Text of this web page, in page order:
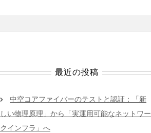
最近の投稿
中空コアファイバーのテストと認証：「新
しい物理原理」から「実運用可能なネットワー
クインフラ」へ